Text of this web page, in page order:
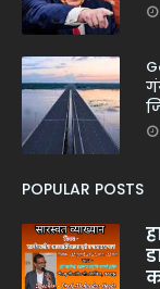
POPULAR POSTS